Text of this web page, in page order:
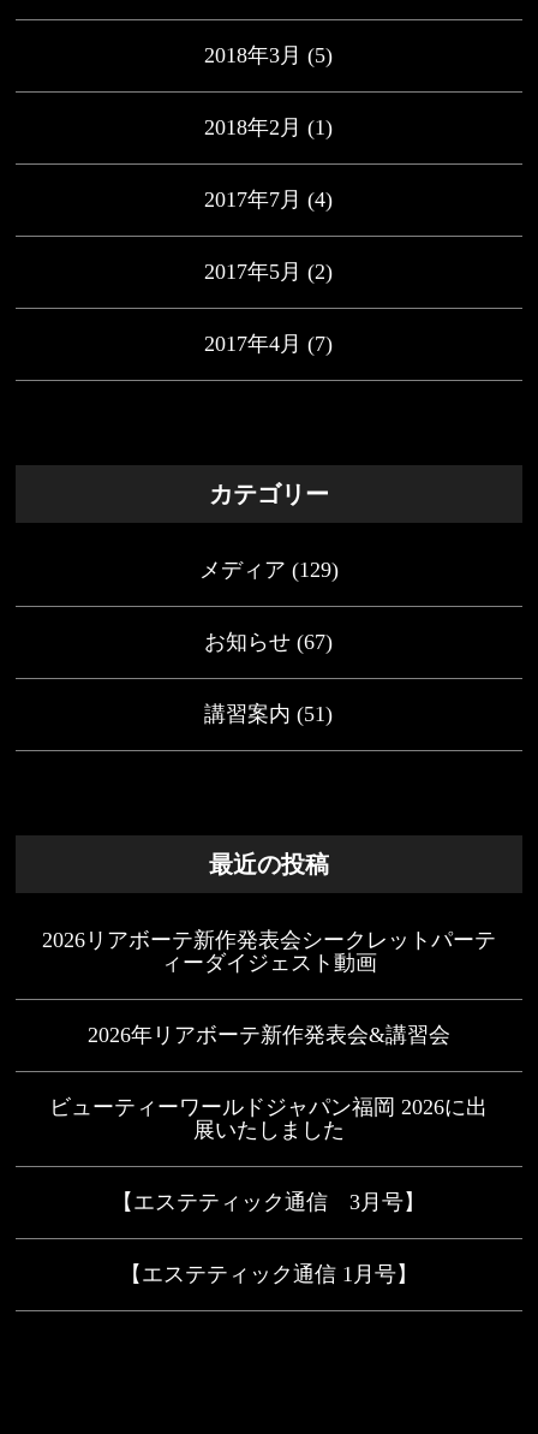
2018年3月 (5)
2018年2月 (1)
2017年7月 (4)
2017年5月 (2)
2017年4月 (7)
カテゴリー
メディア (129)
お知らせ (67)
講習案内 (51)
最近の投稿
2026リアボーテ新作発表会シークレットパーテ
ィーダイジェスト動画
2026年リアボーテ新作発表会&講習会
ビューティーワールドジャパン福岡 2026に出
展いたしました
【エステティック通信 3月号】
【エステティック通信 1月号】